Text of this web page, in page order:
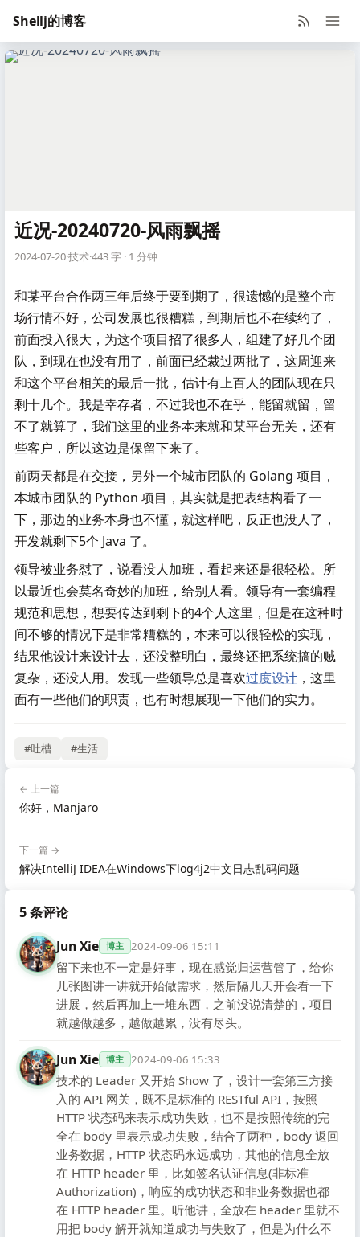
Shellj的博客
近况-20240720-风雨飘摇
2024-07-20·技术·443 字 · 1 分钟
和某平台合作两三年后终于要到期了，很遗憾的是整个市
场行情不好，公司发展也很糟糕，到期后也不在续约了，
前面投入很大，为这个项目招了很多人，组建了好几个团
队，到现在也没有用了，前面已经裁过两批了，这周迎来
和这个平台相关的最后一批，估计有上百人的团队现在只
剩十几个。我是幸存者，不过我也不在乎，能留就留，留
不了就算了，我们这里的业务本来就和某平台无关，还有
些客户，所以这边是保留下来了。
前两天都是在交接，另外一个城市团队的 Golang 项目，
本城市团队的 Python 项目，其实就是把表结构看了一
下，那边的业务本身也不懂，就这样吧，反正也没人了，
开发就剩下5个 Java 了。
领导被业务怼了，说看没人加班，看起来还是很轻松。所
以最近也会莫名奇妙的加班，给别人看。领导有一套编程
规范和思想，想要传达到剩下的4个人这里，但是在这种时
间不够的情况下是非常糟糕的，本来可以很轻松的实现，
结果他设计来设计去，还没整明白，最终还把系统搞的贼
复杂，还没人用。发现一些领导总是喜欢过度设计 ，这里
面有一些他们的职责，也有时想展现一下他们的实力。
#吐槽 #生活
← 上一篇
你好，Manjaro
下一篇 →
解决IntelliJ IDEA在Windows下log4j2中文日志乱码问题
5 条评论
Jun Xie 博主 2024-09-06 15:11
留下来也不一定是好事，现在感觉归运营管了，给你
几张图讲一讲就开始做需求，然后隔几天开会看一下
进展，然后再加上一堆东西，之前没说清楚的，项目
就越做越多，越做越累，没有尽头。
Jun Xie 博主 2024-09-06 15:33
技术的 Leader 又开始 Show 了，设计一套第三方接
入的 API 网关，既不是标准的 RESTful API，按照
HTTP 状态码来表示成功失败，也不是按照传统的完
全在 body 里表示成功失败，结合了两种，body 返回
业务数据，HTTP 状态码永远成功，其他的信息全放
在 HTTP header 里，比如签名认证信息(非标准
Authorization)，响应的成功状态和非业务数据也都
在 HTTP header 里。听他讲，全放在 header 里就不
用把 body 解开就知道成功与失败了，但是为什么不